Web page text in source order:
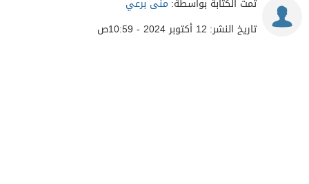
تمت الكتابة بواسطة: منى برعي
تاريخ النشر: 12 أكتوبر 2024 - 10:59ص